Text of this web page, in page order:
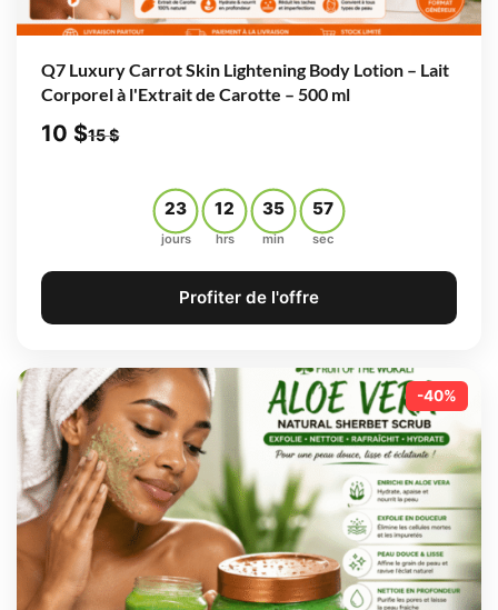
Q7 Luxury Carrot Skin Lightening Body Lotion – Lait
Corporel à l'Extrait de Carotte – 500 ml
10 $15$
23
jours
12
hrs
35
min
56
sec
Profiter de l'offre
-40%